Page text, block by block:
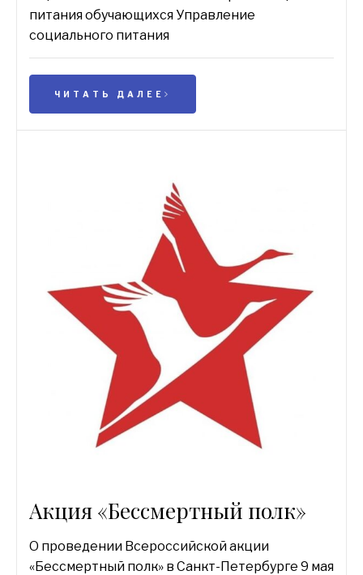
питания обучающихся Управление
социального питания
ЧИТАТЬ ДАЛЕЕ
Акция «Бессмертный полк»
О проведении Всероссийской акции
«Бессмертный полк» в Санкт-Петербурге 9 мая